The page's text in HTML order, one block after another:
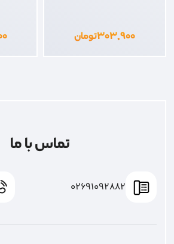
۳۰۳,۹۰۰تومان
تماس با ما
02691092882